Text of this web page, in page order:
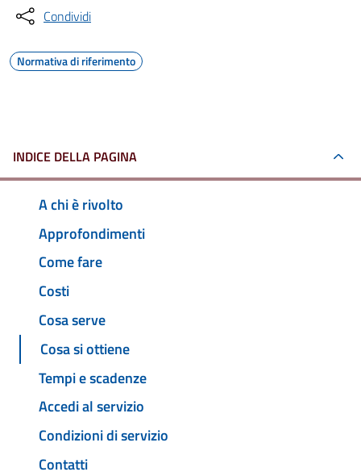
Condividi
Normativa di riferimento
INDICE DELLA PAGINA
A chi è rivolto
Approfondimenti
Come fare
Costi
Cosa serve
Cosa si ottiene
Tempi e scadenze
Accedi al servizio
Condizioni di servizio
Contatti